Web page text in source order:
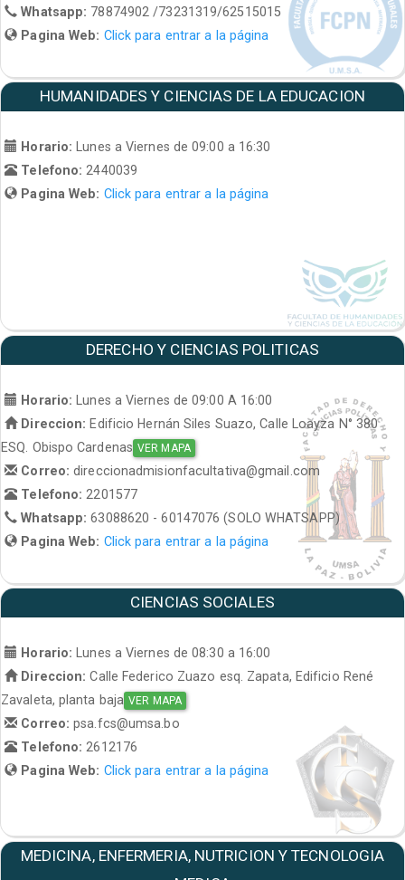
Whatsapp: 78874902 /73231319/62515015
Pagina Web: Click para entrar a la página
HUMANIDADES Y CIENCIAS DE LA EDUCACION
Horario: Lunes a Viernes de 09:00 a 16:30
Telefono:2440039
Pagina Web: Click para entrar a la página
DERECHO Y CIENCIAS POLITICAS
Horario:
Lunes a Viernes de 09:00 A 16:00
Direccion: Edificio Hernán Siles Suazo, Calle Loayza N° 380
ESQ. Obispo Cardenas VER MAPA
Correo:direccionadmisionfacultativa@gmail.com
Telefono: 2201577
Whatsapp:63088620 - 60147076 (SOLO WHATSAPP)
Pagina Web: Click para entrar a la página
CIENCIAS SOCIALES
Horario:
Lunes a Viernes de 08:30 a 16:00
Direccion: Calle Federico Zuazo esq. Zapata, Edificio René
Zavaleta, planta baja VER MAPA
Correo:psa.fcs@umsa.bo
Telefono: 2612176
Pagina Web: Click para entrar a la página
MEDICINA, ENFERMERIA, NUTRICION Y TECNOLOGIA